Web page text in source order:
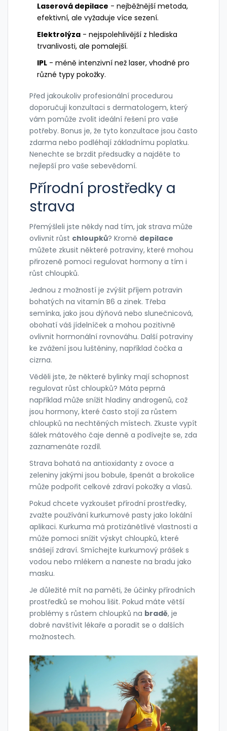
Laserová depilace - nejběžnější metoda,
efektivní, ale vyžaduje více sezení.
Elektrolýza - nejspolehlivější z hlediska
trvanlivosti, ale pomalejší.
IPL - méně intenzivní než laser, vhodné pro
různé typy pokožky.
Před jakoukoliv profesionální procedurou
doporučuji konzultaci s dermatologem, který
vám pomůže zvolit ideální řešení pro vaše
potřeby. Bonus je, že tyto konzultace jsou často
zdarma nebo podléhají základnímu poplatku.
Nenechte se brzdit předsudky a najděte to
nejlepší pro vaše sebevědomí.
Přírodní prostředky a
strava
Přemýšleli jste někdy nad tím, jak strava může
ovlivnit růst chloupků? Kromě depilace
můžete zkusit některé potraviny, které mohou
přirozeně pomoci regulovat hormony a tím i
růst chloupků.
Jednou z možností je zvýšit příjem potravin
bohatých na vitamín B6 a zinek. Třeba
semínka, jako jsou dýňová nebo slunečnicová,
obohatí váš jídelníček a mohou pozitivně
ovlivnit hormonální rovnováhu. Další potraviny
ke zvážení jsou luštěniny, například čočka a
cizrna.
Věděli jste, že některé bylinky mají schopnost
regulovat růst chloupků? Máta peprná
například může snížit hladiny androgenů, což
jsou hormony, které často stojí za růstem
chloupků na nechtěných místech. Zkuste vypít
šálek mátového čaje denně a podívejte se, zda
zaznamenáte rozdíl.
Strava bohatá na antioxidanty z ovoce a
zeleniny jakými jsou bobule, špenát a brokolice
může podpořit celkové zdraví pokožky a vlasů.
Pokud chcete vyzkoušet přírodní prostředky,
zvažte používání kurkumové pasty jako lokální
aplikaci. Kurkuma má protizánětlivé vlastnosti a
může pomoci snížit výskyt chloupků, které
snášejí zdraví. Smíchejte kurkumový prášek s
vodou nebo mlékem a naneste na bradu jako
masku.
Je důležité mít na paměti, že účinky přírodních
prostředků se mohou lišit. Pokud máte větší
problémy s růstem chloupků na bradě, je
dobré navštívit lékaře a poradit se o dalších
možnostech.